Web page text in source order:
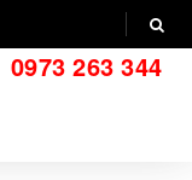
0973 263 344